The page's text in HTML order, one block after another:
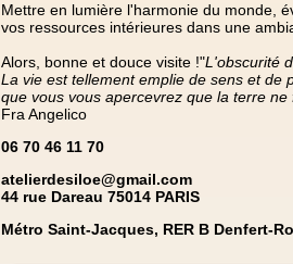
Mettre en lumière l'harmonie du monde,
vos ressources intérieures dans une
Alors, bonne et douce visite !"L'obscurité
La vie est tellement emplie de sens et de
que vous vous apercevrez que la terre ne
Fra Angelico
06 70 46 11 70
atelierdesiloe@gmail.com
44 rue Dareau 75014 PARIS
Métro Saint-Jacques, RER B Denfert-